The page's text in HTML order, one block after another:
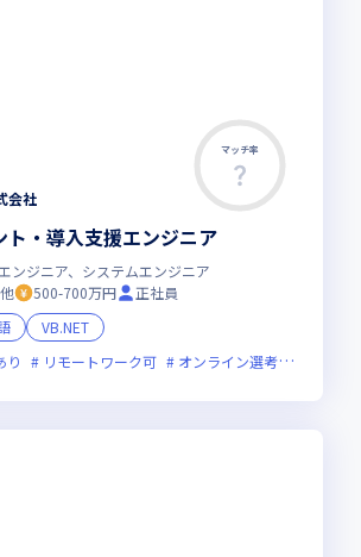
マッチ率
会社
ト・導入支援エンジニア
ンジニア、システムエンジニア
500-700万円
正社員
VB.NET
り
リモートワーク可 オンライン選考可